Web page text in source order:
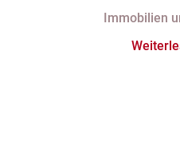
Mängel am
Immobilien